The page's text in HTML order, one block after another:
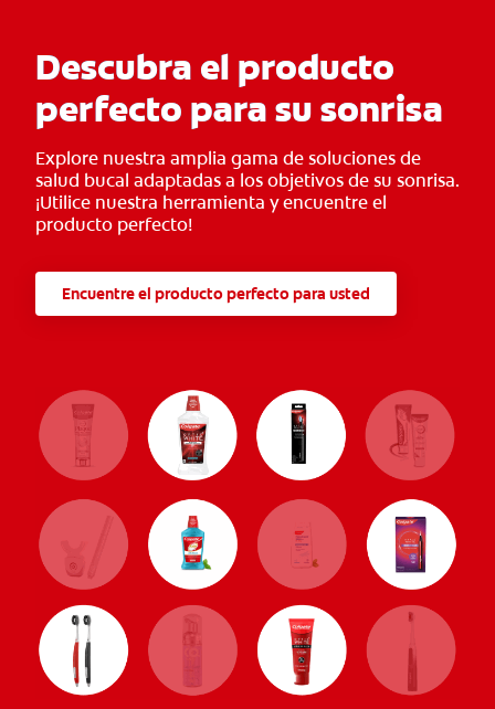
Descubra el producto
perfecto para su sonrisa
Explore nuestra amplia gama de soluciones de
salud bucal adaptadas a los objetivos de su sonrisa.
¡Utilice nuestra herramienta y encuentre el
producto perfecto!
Encuentre el producto perfecto para usted